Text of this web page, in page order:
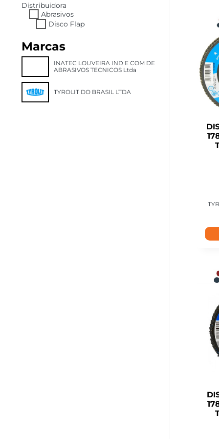
Distribuidora
Abrasivos
Disco Flap
Marcas
INATEC LOUVEIRA IND E COM DE
ABRASIVOS TECNICOS Ltda
TYROLIT DO BRASIL LTDA